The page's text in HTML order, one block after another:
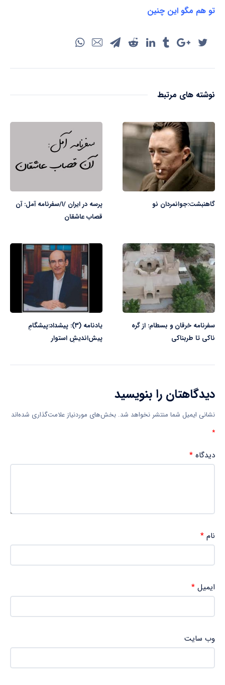
تو هم مگو این چنین
نوشته های مرتبط
گاهنبشت:جوانمردان نو
پرسه در ایران /۱/سفرنامه آمل: آن
قصاب عاشقان
سفرنامه خرقان و بسطام: از گره
ناكی تا طربناكی
یادنامه (۳): پیشداد:پیشگامِ
پیش‌اندیشِ استوار
دیدگاهتان را بنویسید
نشانی ایمیل شما منتشر نخواهد شد. بخش‌های موردنیاز علامت‌گذاری شده‌اند
*
دیدگاه *
نام *
ایمیل *
وب‌ سایت